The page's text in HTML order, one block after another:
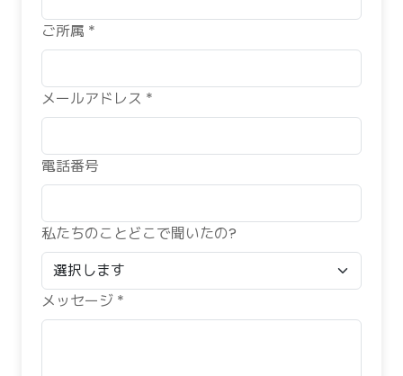
ご所属 *
メールアドレス *
電話番号
私たちのことどこで聞いたの?
メッセージ *